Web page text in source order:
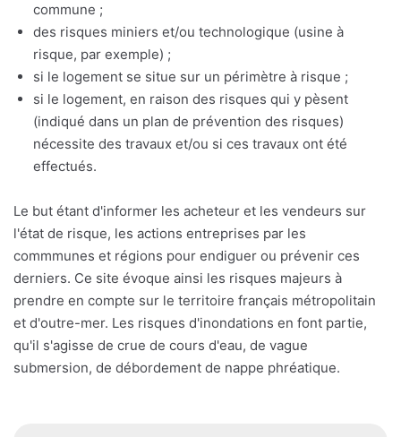
commune ;
des risques miniers et/ou technologique (usine à
risque, par exemple) ;
si le logement se situe sur un périmètre à risque ;
si le logement, en raison des risques qui y pèsent
(indiqué dans un plan de prévention des risques)
nécessite des travaux et/ou si ces travaux ont été
effectués.
Le but étant d'informer les acheteur et les vendeurs sur
l'état de risque, les actions entreprises par les
commmunes et régions pour endiguer ou prévenir ces
derniers. Ce site évoque ainsi les risques majeurs à
prendre en compte sur le territoire français métropolitain
et d'outre-mer. Les risques d'inondations en font partie,
qu'il s'agisse de crue de cours d'eau, de vague
submersion, de débordement de nappe phréatique.